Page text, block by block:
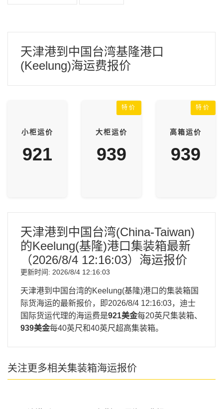
天津港到中国台湾基隆港口
(Keelung)海运费报价
小柜运价
921
特价
大柜运价
939
特价
高箱运价
939
天津港到中国台湾(China-Taiwan)
的Keelung(基隆)港口集装箱最新
（2026/8/4 12:16:03）海运报价
更新时间: 2026/8/4 12:16:03
天津港到中国台湾的Keelung(基隆)港口的集装箱国
际货海运的最新报价，即2026/8/4 12:16:03，迪士
国际货运代理的海运费是921美金每20英尺集装箱、
939美金每40英尺和40英尺超高集装箱。
关注更多相关集装箱海运报价